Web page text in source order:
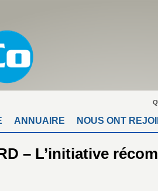
ANNUAIRE NOUS ONT
– L’initiative